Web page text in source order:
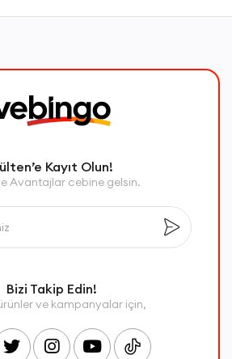
Kayıt Olun!
Avantajlar cebine gelsin.
Bizi Takip Edin!
ve kampanyalar için,